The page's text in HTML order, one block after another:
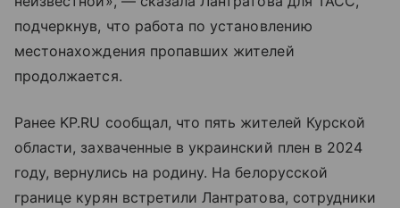
подчеркнув, что работа по установлению
местонахождения пропавших жителей
продолжается.
Ранее KP.RU сообщал, что пять жителей Курской
области, захваченные в украинский плен в 2024
году, вернулись на родину. На белорусской
границе курян встретили Лантратова, сотрудники